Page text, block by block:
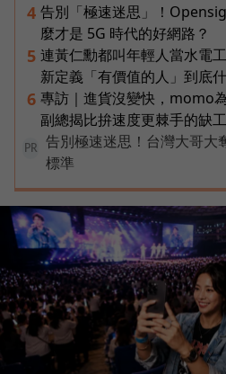
4 告別「極速迷思」！
麼才是 5G 時代的好網路？
5 連黃仁勳都叫年輕人當水電
新定義「有價值的人」到底
6 專訪｜進貨沒變快，momo
副總揭比拚速度更棘手的缺
PR
告別極速迷思！台灣大哥大
標準